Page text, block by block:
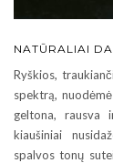
NATŪRALIAI
Ryškios,
spektrą,
geltona, rausva
kiaušiniai
spalvos tonų